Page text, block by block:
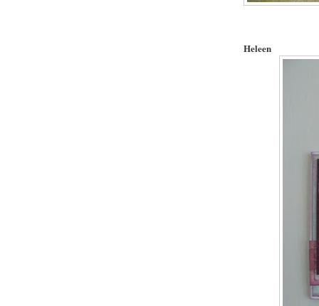
Heleen